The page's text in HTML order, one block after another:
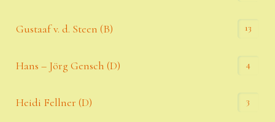
Gustaaf v. d. Steen (B) 13
Hans – Jörg Gensch (D) 4
Heidi Fellner (D) 3